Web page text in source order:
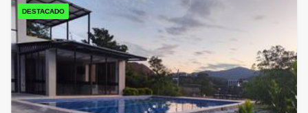
DESTACADO